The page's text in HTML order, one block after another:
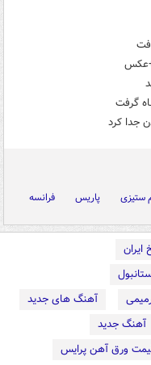
+عکس
گرفت
جدا کرد
ستیزی پاریس فرانسه
ایران
آهنگ های جدید
آهنگ جدید
ورق آهن پرایس